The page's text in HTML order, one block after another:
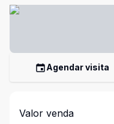
Agendar visita
Valor venda